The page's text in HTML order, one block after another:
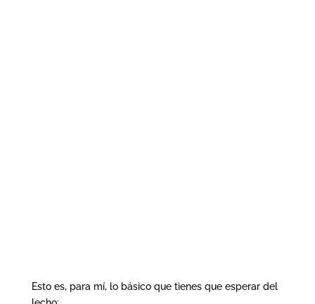
Esto es, para mí, lo básico que tienes que esperar del